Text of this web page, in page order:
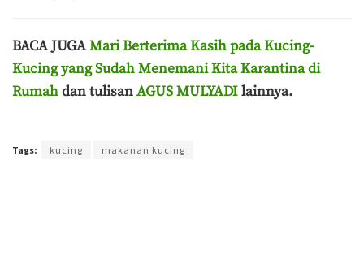
BACA JUGAMari Berterima Kasih pada Kucing-
Kucing yang Sudah Menemani Kita Karantina di
Rumahdan tulisanAGUS MULYADIlainnya.
Tags: kucing makanan kucing